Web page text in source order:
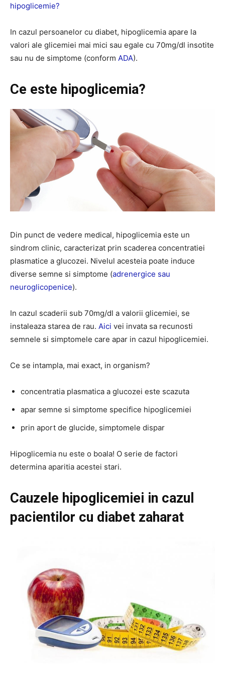
hipoglicemie?
In cazul persoanelor cu diabet, hipoglicemia apare la
valori ale glicemiei mai mici sau egale cu 70mg/dl insotite
sau nu de simptome (conform ADA).
Ce este hipoglicemia?
Din punct de vedere medical, hipoglicemia este un
sindrom clinic, caracterizat prin scaderea concentratiei
plasmatice a glucozei. Nivelul acesteia poate induce
diverse semne si simptome (adrenergice sau
neuroglicopenice).
In cazul scaderii sub 70mg/dl a valorii glicemiei, se
instaleaza starea de rau. Aici vei invata sa recunosti
semnele si simptomele care apar in cazul hipoglicemiei.
Ce se intampla, mai exact, in organism?
concentratia plasmatica a glucozei este scazuta
apar semne si simptome specifice hipoglicemiei
prin aport de glucide, simptomele dispar
Hipoglicemia nu este o boala! O serie de factori
determina aparitia acestei stari.
Cauzele hipoglicemiei in cazul
pacientilor cu diabet zaharat